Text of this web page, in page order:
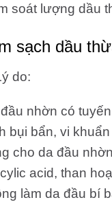
soát lượng dầu
sạch dầu
do:
nhờn có
bụi bẩn, vi
cho da đầu
acid, than
làm da đầu bí